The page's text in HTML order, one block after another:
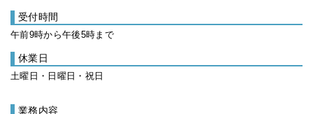
受付時間
午前9時から午後5時まで
休業日
土曜日・日曜日・祝日
業務内容